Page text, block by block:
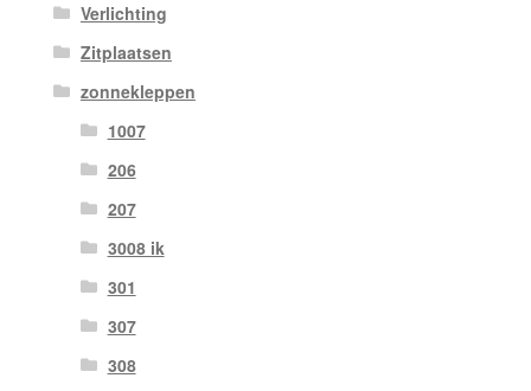
Verlichting
Zitplaatsen
zonnekleppen
1007
206
207
3008 ik
301
307
308